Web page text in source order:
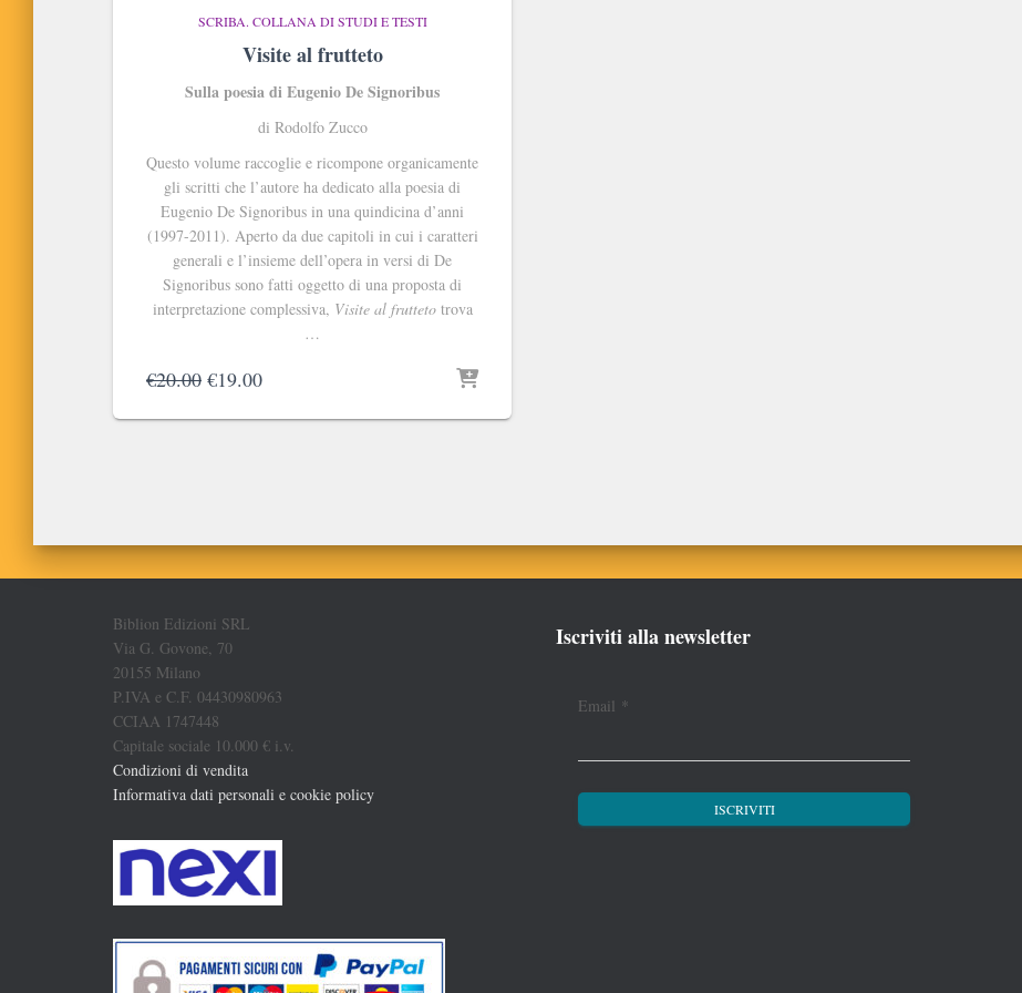
SCRIBA. COLLANA DI STUDI E TESTI
Visite al frutteto
Sulla poesia di Eugenio De Signoribus
di Rodolfo Zucco
Questo volume raccoglie e ricompone organicamente
gli scritti che l’autore ha dedicato alla poesia di
Eugenio De Signoribus in una quindicina d’anni
(1997-2011). Aperto da due capitoli in cui i caratteri
generali e l’insieme dell’opera in versi di De
Signoribus sono fatti oggetto di una proposta di
interpretazione complessiva, Visite al fruttetotrova
…
€20.00 Il
originale
€19.00Il
attuale
Biblion Edizioni SRL
Via G. Govone, 70
20155 Milano
P.IVA e C.F. 04430980963
CCIAA 1747448
Capitale sociale 10.000 € i.v.
Condizioni di vendita
Informativa dati personali e cookie policy
Iscriviti alla newsletter
Email *